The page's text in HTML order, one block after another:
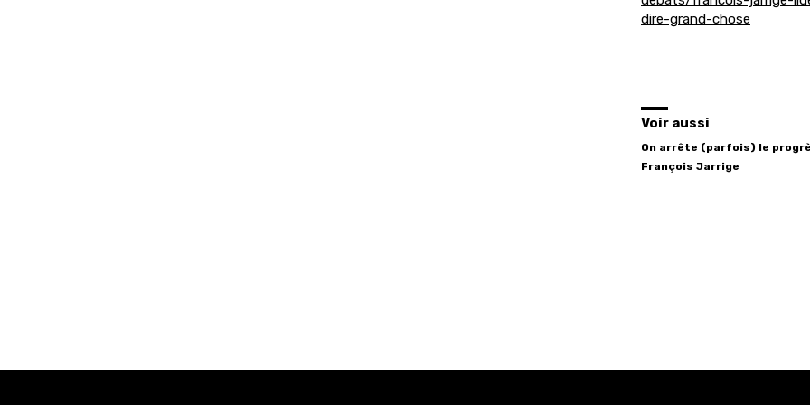
dire-grand-chose
Voir aussi
On arrête (parfois) le
François Jarrige